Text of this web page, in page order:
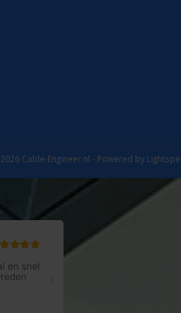
Cable-Engineer.nl - Powered by